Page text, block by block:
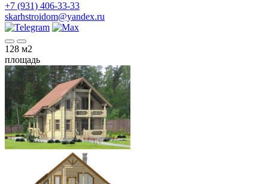
+7 (931) 406-33-33
skarhstroidom@yandex.ru
128 м2
площадь